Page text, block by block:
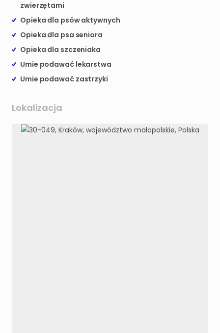
zwierzętami
Opieka dla psów aktywnych
Opieka dla psa seniora
Opieka dla szczeniaka
Umie podawać lekarstwa
Umie podawać zastrzyki
Lokalizacja